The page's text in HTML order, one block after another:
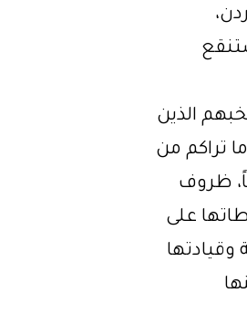
الذين
تراكم من
ظروف
على